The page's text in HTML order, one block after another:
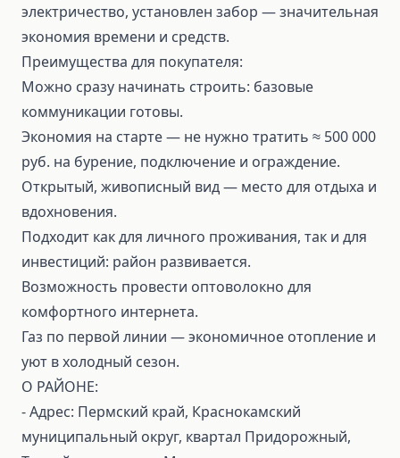
электричество, установлен забор — значительная
экономия времени и средств.
Преимущества для покупателя:
Можно сразу начинать строить: базовые
коммуникации готовы.
Экономия на старте — не нужно тратить ≈ 500 000
руб. на бурение, подключение и ограждение.
Открытый, живописный вид — место для отдыха и
вдохновения.
Подходит как для личного проживания, так и для
инвестиций: район развивается.
Возможность провести оптоволокно для
комфортного интернета.
Газ по первой линии — экономичное отопление и
уют в холодный сезон.
О РАЙОНЕ:
- Адрес: Пермский край, Краснокамский
муниципальный округ, квартал Придорожный,